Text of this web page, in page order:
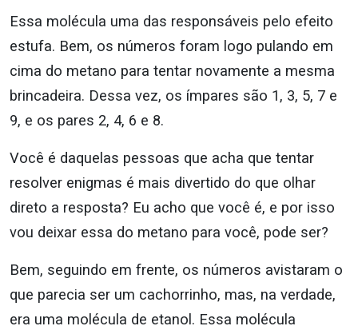
Essa molécula uma das responsáveis pelo efeito
estufa. Bem, os números foram logo pulando em
cima do metano para tentar novamente a mesma
brincadeira. Dessa vez, os ímpares são 1, 3, 5, 7 e
9, e os pares 2, 4, 6 e 8.
Você é daquelas pessoas que acha que tentar
resolver enigmas é mais divertido do que olhar
direto a resposta? Eu acho que você é, e por isso
vou deixar essa do metano para você, pode ser?
Bem, seguindo em frente, os números avistaram o
que parecia ser um cachorrinho, mas, na verdade,
era uma molécula de etanol. Essa molécula